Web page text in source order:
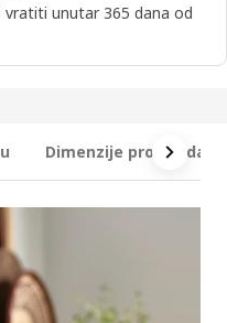
vratiti unutar 365 dana od
Dimenzije proizvoda